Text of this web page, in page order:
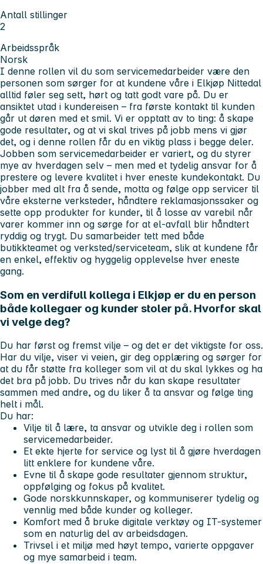
Antall stillinger
2
Arbeidsspråk
Norsk
I denne rollen vil du som servicemedarbeider være den
personen som sørger for at kundene våre i Elkjøp Nittedal
alltid føler seg sett, hørt og tatt godt vare på. Du er
ansiktet utad i kundereisen – fra første kontakt til kunden
går ut døren med et smil. Vi er opptatt av to ting: å skape
gode resultater, og at vi skal trives på jobb mens vi gjør
det, og i denne rollen får du en viktig plass i begge deler.
Jobben som servicemedarbeider er variert, og du styrer
mye av hverdagen selv – men med et tydelig ansvar for å
prestere og levere kvalitet i hver eneste kundekontakt. Du
jobber med alt fra å sende, motta og følge opp servicer til
våre eksterne verksteder, håndtere reklamasjonssaker og
sette opp produkter for kunder, til å losse av varebil når
varer kommer inn og sørge for at el-avfall blir håndtert
ryddig og trygt. Du samarbeider tett med både
butikkteamet og verksted/serviceteam, slik at kundene får
en enkel, effektiv og hyggelig opplevelse hver eneste
gang.
Som en verdifull kollega i Elkjøp er du en person
både kollegaer og kunder stoler på. Hvorfor skal
vi velge deg?
Du har først og fremst vilje – og det er det viktigste for oss.
Har du vilje, viser vi veien, gir deg opplæring og sørger for
at du får støtte fra kolleger som vil at du skal lykkes og ha
det bra på jobb. Du trives når du kan skape resultater
sammen med andre, og du liker å ta ansvar og følge ting
helt i mål.
Du har:
Vilje til å lære, ta ansvar og utvikle deg i rollen som
servicemedarbeider.
Et ekte hjerte for service og lyst til å gjøre hverdagen
litt enklere for kundene våre.
Evne til å skape gode resultater gjennom struktur,
oppfølging og fokus på kvalitet.
Gode norskkunnskaper, og kommuniserer tydelig og
vennlig med både kunder og kolleger.
Komfort med å bruke digitale verktøy og IT-systemer
som en naturlig del av arbeidsdagen.
Trivsel i et miljø med høyt tempo, varierte oppgaver
og mye samarbeid i team.